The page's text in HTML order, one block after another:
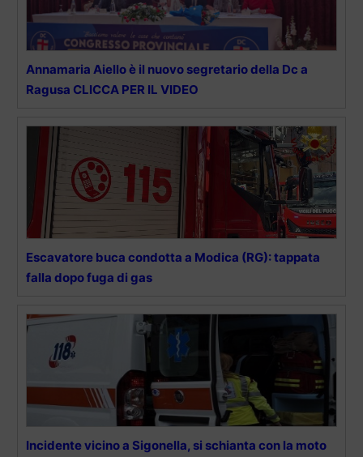
Annamaria Aiello è il nuovo segretario della Dc a
Ragusa CLICCA PER IL VIDEO
Escavatore buca condotta a Modica (RG): tappata
falla dopo fuga di gas
Incidente vicino a Sigonella, si schianta con la moto